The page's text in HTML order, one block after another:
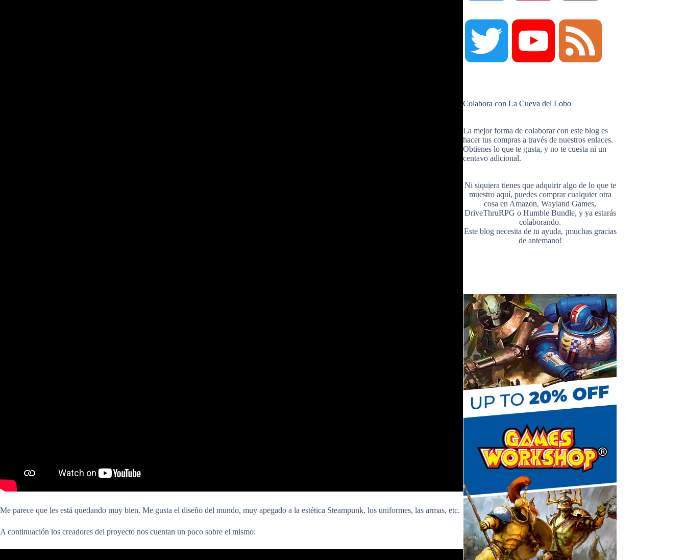
Me parece que les está quedando muy bien. Me gusta el diseño del mundo, muy apegado a la estética Steampunk, los uniformes, las armas, etc.
A continuación los creadores del proyecto nos cuentan un poco sobre el mismo:
e
b
o
o
t
e
r
e
t
l
r
t
r
u
e
C
h
a
n
n
e
Colabora con La Cueva del Lobo
La mejor forma de colaborar con este blog es
hacer tus compras a través de nuestros enlaces.
Obtienes lo que te gusta, y no te cuesta ni un
centavo adicional.
Ni siquiera tienes que adquirir algo de lo que te
muestro aquí, puedes comprar cualquier otra
cosa en Amazon,Wayland Games,
DriveThruRPG o Humble Bundle, y ya estarás
colaborando.
Este blog necesita de tu ayuda, ¡muchas gracias
de antemano!